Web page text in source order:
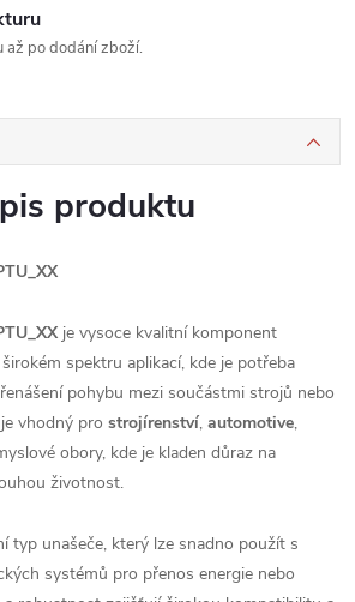
až po dodání zboží.
produktu
je vysoce kvalitní komponent
spektru aplikací, kde je potřeba
pohybu mezi součástmi strojů nebo
vhodný pro strojírenství, automotive,
obory, kde je kladen důraz na
životnost.
typ unašeče, který lze snadno použít s
systémů pro přenos energie nebo